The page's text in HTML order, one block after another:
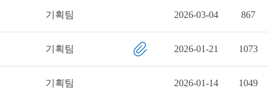
기획팀 2026-03-04 867
기획팀 2026-01-21 1073
기획팀 2026-01-14 1049